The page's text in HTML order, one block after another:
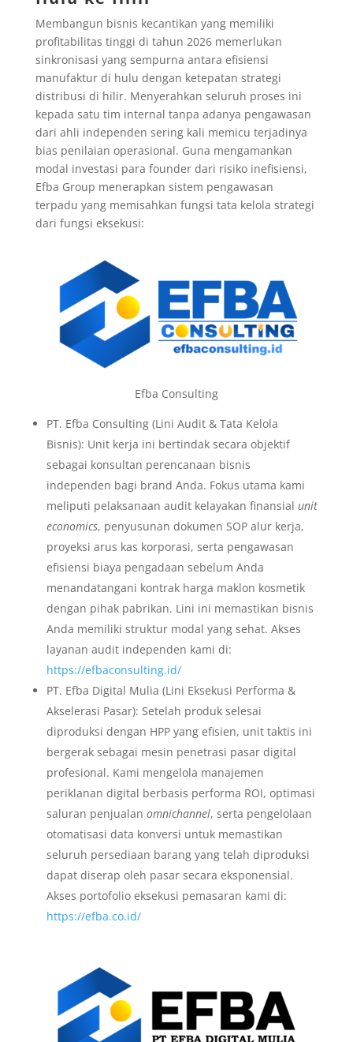
Membangun bisnis kecantikan yang memiliki
profitabilitas tinggi di tahun 2026 memerlukan
sinkronisasi yang sempurna antara efisiensi
manufaktur di hulu dengan ketepatan strategi
distribusi di hilir. Menyerahkan seluruh proses ini
kepada satu tim internal tanpa adanya pengawasan
dari ahli independen sering kali memicu terjadinya
bias penilaian operasional. Guna mengamankan
modal investasi para founder dari risiko inefisiensi,
Efba Group menerapkan sistem pengawasan
terpadu yang memisahkan fungsi tata kelola strategi
dari fungsi eksekusi:
Efba Consulting
PT. Efba Consulting (Lini Audit & Tata Kelola
Bisnis): Unit kerja ini bertindak secara objektif
sebagai konsultan perencanaan bisnis
independen bagi brand Anda. Fokus utama kami
meliputi pelaksanaan audit kelayakan finansial unit
economics, penyusunan dokumen SOP alur kerja,
proyeksi arus kas korporasi, serta pengawasan
efisiensi biaya pengadaan sebelum Anda
menandatangani kontrak harga maklon kosmetik
dengan pihak pabrikan. Lini ini memastikan bisnis
Anda memiliki struktur modal yang sehat. Akses
layanan audit independen kami di:
https://efbaconsulting.id/
PT. Efba Digital Mulia (Lini Eksekusi Performa &
Akselerasi Pasar): Setelah produk selesai
diproduksi dengan HPP yang efisien, unit taktis ini
bergerak sebagai mesin penetrasi pasar digital
profesional. Kami mengelola manajemen
periklanan digital berbasis performa ROI, optimasi
saluran penjualan omnichannel, serta pengelolaan
otomatisasi data konversi untuk memastikan
seluruh persediaan barang yang telah diproduksi
dapat diserap oleh pasar secara eksponensial.
Akses portofolio eksekusi pemasaran kami di:
https://efba.co.id/